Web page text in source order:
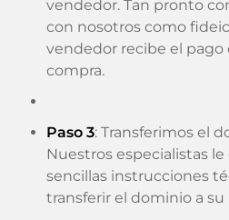
vendedor. Tan pronto
con nosotros como
vendedor recibe el pago
compra.
Paso 3: Transferimos el
Nuestros especialistas
sencillas instrucciones
transferir el dominio a su